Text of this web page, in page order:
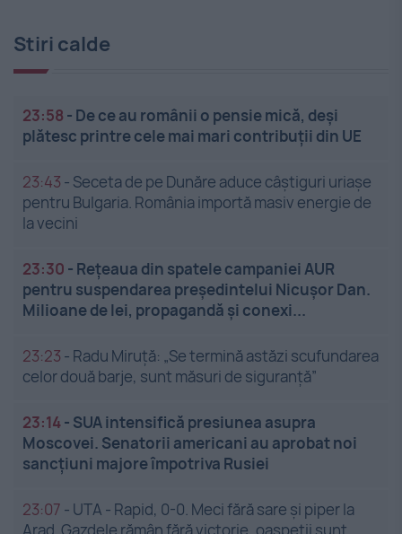
Stiri calde
23:58 - De ce au românii o pensie mică, deși
plătesc printre cele mai mari contribuții din UE
23:43 - Seceta de pe Dunăre aduce câștiguri uriașe
pentru Bulgaria. România importă masiv energie de
la vecini
23:30 - Rețeaua din spatele campaniei AUR
pentru suspendarea președintelui Nicușor Dan.
Milioane de lei, propagandă și conexi...
23:23 - Radu Miruță: „Se termină astăzi scufundarea
celor două barje, sunt măsuri de siguranţă”
23:14- SUA intensifică presiunea asupra
Moscovei. Senatorii americani au aprobat noi
sancțiuni majore împotriva Rusiei
23:07 - UTA - Rapid, 0-0. Meci fără sare și piper la